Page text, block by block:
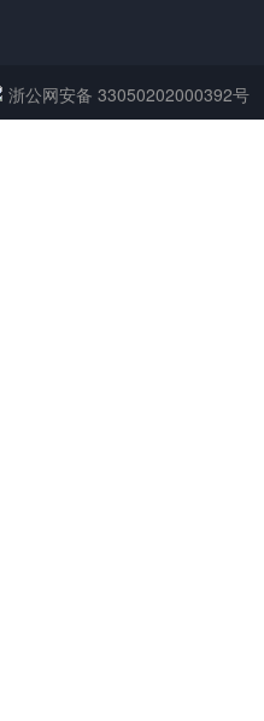
浙公网安备 33050202000392号